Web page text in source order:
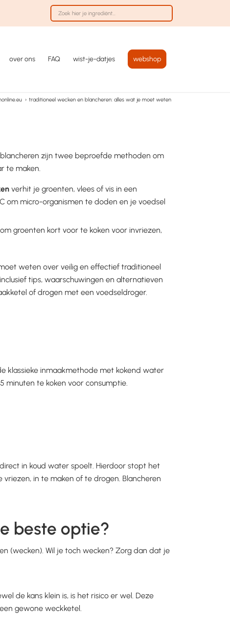
over ons FAQ wist-je-datjes webshop
› traditioneel wecken en blancheren: alles wat je moet weten
zijn twee beproefde methoden om
te maken.
verhit je groenten, vlees of vis in een
om micro-organismen te doden en je voedsel
groenten kort voor te koken voor invriezen,
weten over veilig en effectief traditioneel
tips, waarschuwingen en alternatieven
of drogen met een voedseldroger.
klassieke inmaakmethode met kokend water
minuten te koken voor consumptie.
in koud water spoelt. Hierdoor stopt het
in te maken of te drogen. Blancheren
beste optie?
(wecken). Wil je toch wecken? Zorg dan dat je
de kans klein is, is het risico er wel. Deze
gewone weckketel.